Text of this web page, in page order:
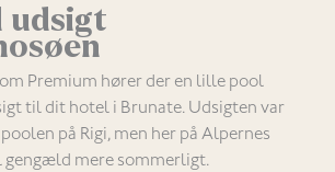
udsigt
Premium hører der en lille pool
til dit hotel i Brunate. Udsigten var
på Rigi, men her på Alpernes
gengæld mere sommerligt.